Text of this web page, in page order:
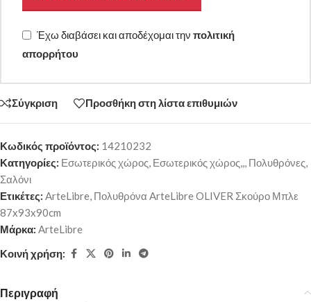
Έχω διαβάσει και αποδέχομαι την πολιτική
απορρήτου
Σύγκριση Προσθήκη στη λίστα επιθυμιών
Κωδικός προϊόντος: 14210232
Κατηγορίες: Εσωτερικός χώρος, Εσωτερικός χώρος,,, Πολυθρόνες,
Σαλόνι
Ετικέτες: ArteLibre, Πολυθρόνα ArteLibre OLIVER Σκούρο Μπλε
87x93x90cm
Μάρκα: ArteLibre
Κοινή χρήση:
Περιγραφή